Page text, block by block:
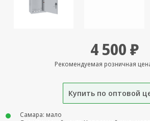
Шнуры,
Мобильные
Аудиотехника
Инструменты
4 500 ₽
Рекомендуемая розничная
Купить по оптовой
Самара: мало